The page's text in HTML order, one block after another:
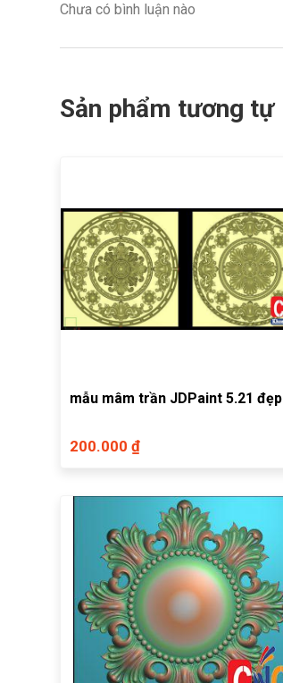
Chưa có bình luận nào
Sản phẩm tương tự
mẫu mâm trần JDPaint 5.21 đẹp
200.000 ₫